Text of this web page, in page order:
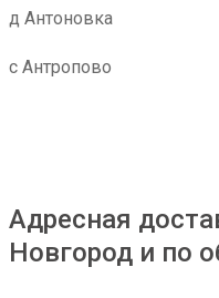
д Антоновка
с Антропово
Адресная
Новгород и по